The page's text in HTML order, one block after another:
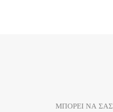
ΜΠΟΡΕΙ ΝΑ